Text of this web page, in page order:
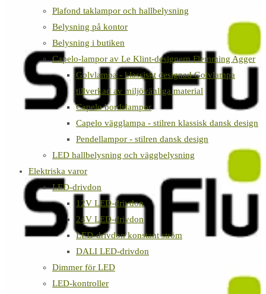
Plafond taklampor och hallbelysning
Belysning på kontor
Belysning i butiken
Capelo-lampor av Le Klint-designern Flemming Agger
Golvlampa - klassiskt designad Golvlampa
tillverkad av miljövänliga material
Capelo bordslampor
Capelo vägglampa - stilren klassisk dansk design
Pendellampor - stilren dansk design
LED hallbelysning och väggbelysning
Elektriska varor
LED-drivdon
12V LED-drivdon
24V LED-drivdon
LED-drivdon konstant ström
DALI LED-drivdon
Dimmer för LED
LED-kontroller